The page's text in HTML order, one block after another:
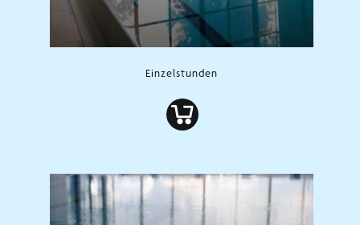
Einzelstunden